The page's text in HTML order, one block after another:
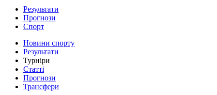
Результати
Прогнози
Спорт
Новини спорту
Результати
Турніри
Статті
Прогнози
Трансфери